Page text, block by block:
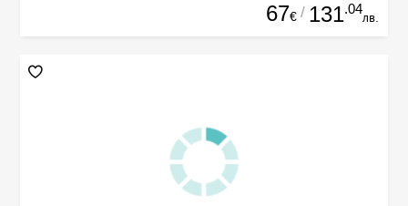
67€ / 131.04
лв.